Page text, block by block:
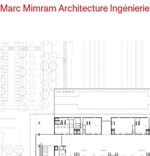
Marc Mimram Architecture Ingénierie